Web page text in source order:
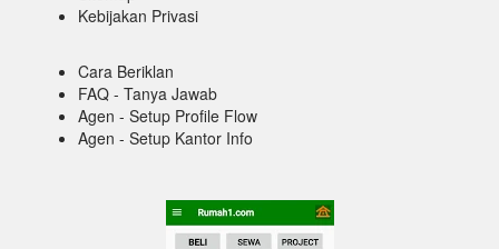
Kebijakan Privasi
Cara Beriklan
FAQ - Tanya Jawab
Agen - Setup Profile Flow
Agen - Setup Kantor Info